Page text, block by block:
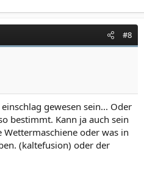
#8
gewesen sein... Oder
bestimmt. Kann ja auch sein
oder was in
(kaltefusion) oder der